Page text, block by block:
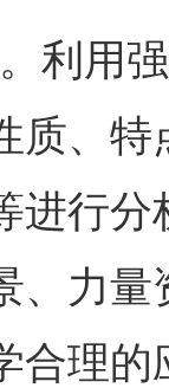
用强
质、
进行
、力
合理